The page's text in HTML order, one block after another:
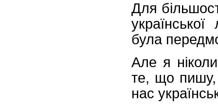
Для
була
Але я
те, що пишу,
нас